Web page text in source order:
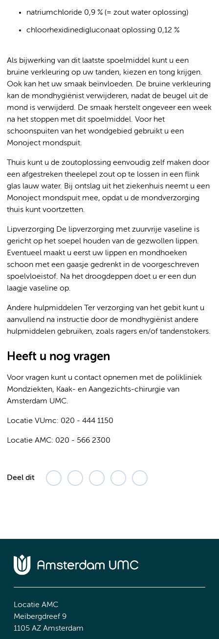
natriumchloride 0,9 % (= zout water oplossing)
chloorhexidinedigluconaat oplossing 0,12 %
Als bijwerking van dit laatste spoelmiddel kunt u een
bruine verkleuring op uw tanden, kiezen en tong krijgen.
Ook kan het uw smaak beïnvloeden. De bruine verkleuring
kan de mondhygiënist verwijderen, nadat de beugel uit de
mond is verwijderd. De smaak herstelt ongeveer een week
na het stoppen met dit spoelmiddel. Voor het
schoonspuiten van het wondgebied gebruikt u een
Monoject mondspuit.
Thuis kunt u de zoutoplossing eenvoudig zelf maken door
een afgestreken theelepel zout op te lossen in een flink
glas lauw water. Bij ontslag uit het ziekenhuis neemt u een
Monoject mondspuit mee, opdat u de mondverzorging
thuis kunt voortzetten.
Lipverzorging De lipverzorging met zuurvrije vaseline is
gericht op het soepel houden van de gezwollen lippen.
Eventueel maakt u eerst uw lippen en mondhoeken
schoon met een gaasje gedrenkt in de voorgeschreven
spoelvloeistof. Na het droogdeppen doet u er een dun
laagje vaseline op.
Andere hulpmiddelen Ter verzorging van het gebit kunt u
aanvullend na instructie door de mondhygiënist andere
hulpmiddelen gebruiken, zoals ragers en/of tandenstokers.
Heeft u nog vragen
Voor vragen kunt u contact opnemen met de polikliniek
Mondziekten, Kaak- en Aangezichts-chirurgie van
Amsterdam UMC.
Locatie VUmc: 020 - 444 1150
Locatie AMC: 020 - 566 2300
Deel dit
Locatie AMC
Meibergdreef 9
1105 AZ Amsterdam